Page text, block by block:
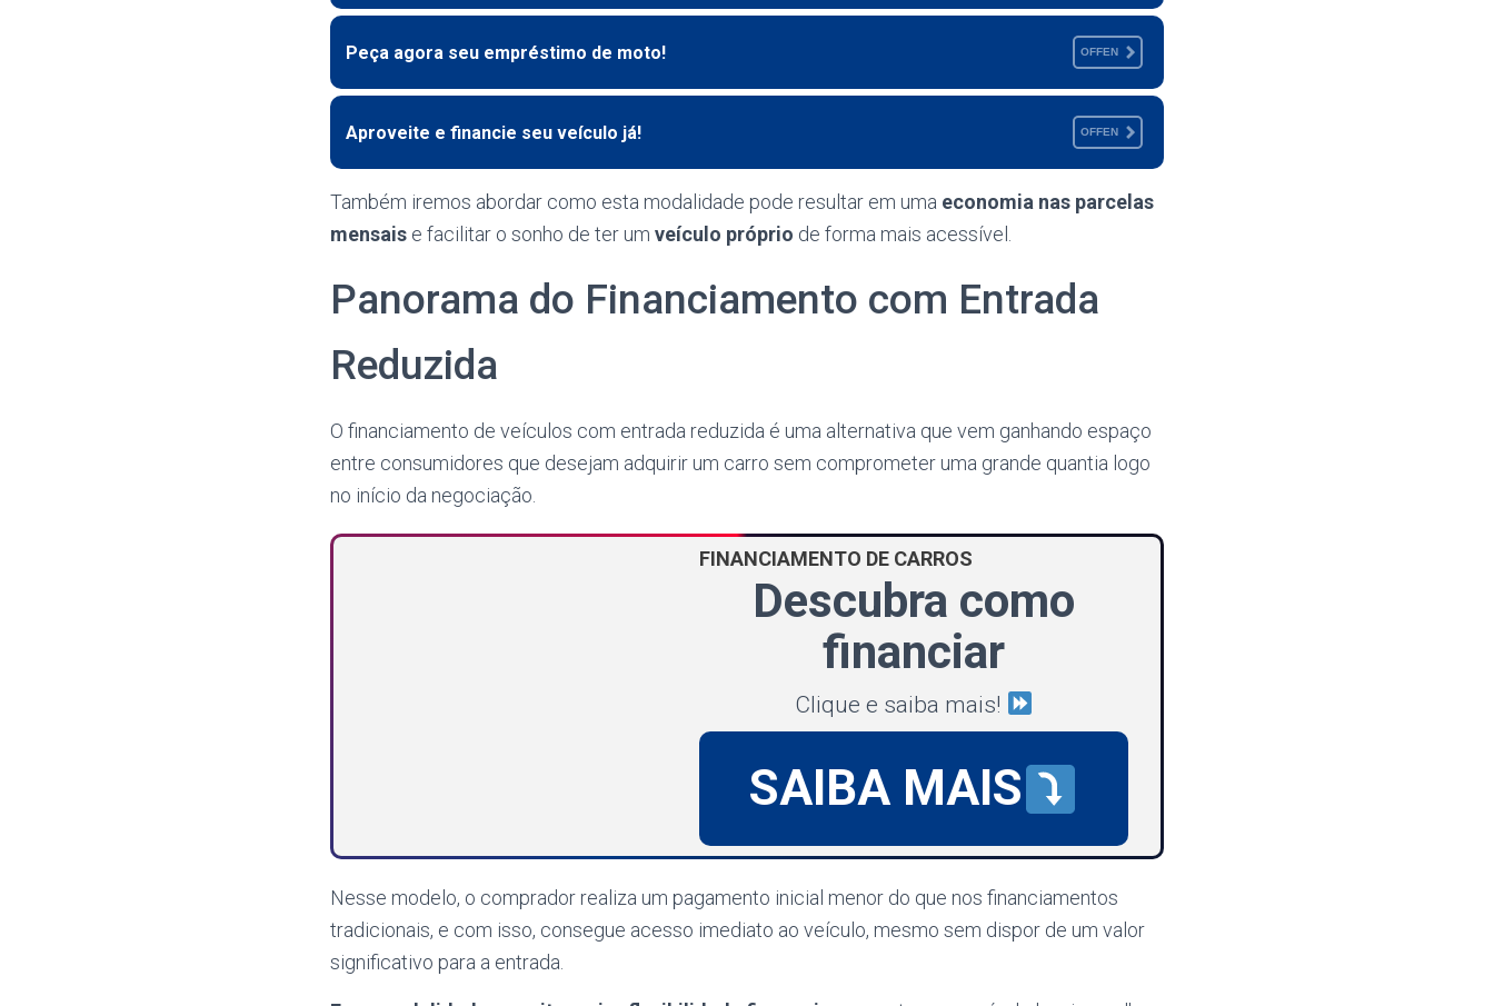
Peça agora seu empréstimo de moto! OFFEN
Aproveite e financie seu veículo já! OFFEN
Também iremos abordar como esta modalidade pode resultar em uma economia nas parcelas
mensais e facilitar o sonho de ter um veículo próprio de forma mais acessível.
Panorama do Financiamento com Entrada
Reduzida
O financiamento de veículos com entrada reduzida é uma alternativa que vem ganhando espaço
entre consumidores que desejam adquirir um carro sem comprometer uma grande quantia logo
no início da negociação.
FINANCIAMENTO DE CARROS
Descubra como
financiar
Clique e saiba mais!
SAIBA MAIS
Nesse modelo, o comprador realiza um pagamento inicial menor do que nos financiamentos
tradicionais, e com isso, consegue acesso imediato ao veículo, mesmo sem dispor de um valor
significativo para a entrada.